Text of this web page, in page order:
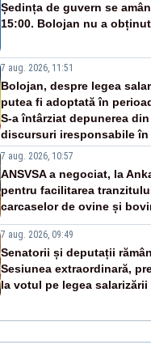
Ședința de guvern se
15:00. Bolojan nu a
7 aug. 2026, 11:51
Bolojan, despre legea
putea fi adoptată în
S-a întârziat depunerea
discursuri iresponsabile
7 aug. 2026, 10:57
ANSVSA a negociat, la
pentru facilitarea
carcaselor de ovine și
7 aug. 2026, 09:49
Senatorii și deputații
Sesiunea extraordinară,
la votul pe legea salarizării